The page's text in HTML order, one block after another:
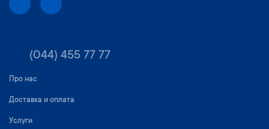
(044) 455 77 77
Про нас
Доставка и оплата
Услуги